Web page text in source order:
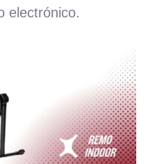
electrónico.